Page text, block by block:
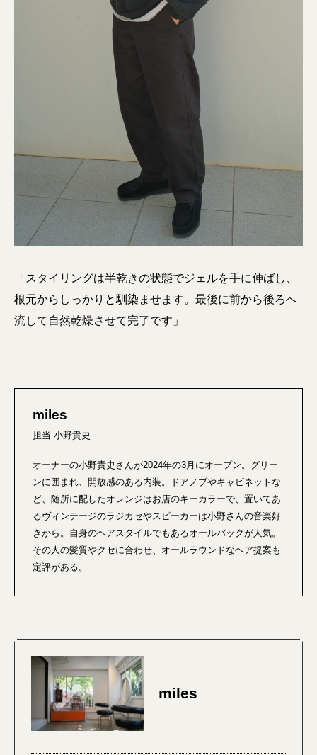
「スタイリングは半乾きの状態でジェルを手に伸ばし、
根元からしっかりと馴染ませます。最後に前から後ろへ
流して自然乾燥させて完了です」
miles
担当 小野貴史
オーナーの小野貴史さんが2024年の3月にオープン。グリー
ンに囲まれ、開放感のある内装。ドアノブやキャビネットな
ど、随所に配したオレンジはお店のキーカラーで、置いてあ
るヴィンテージのラジカセやスピーカーは小野さんの音楽好
きから。自身のヘアスタイルでもあるオールバックが人気。
その人の髪質やクセに合わせ、オールラウンドなヘア提案も
定評がある。
miles